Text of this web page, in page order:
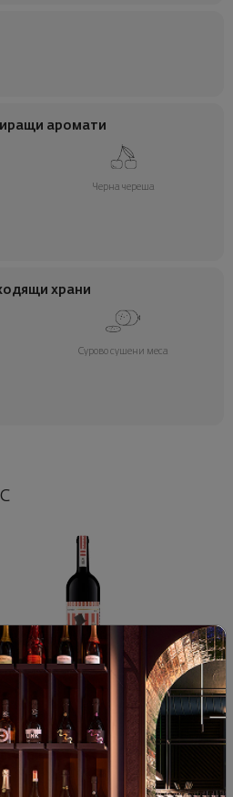
аромати
Черна череша
храни
Сурово сушени меса
Фейс Оф Мавруд 2022
България | Мавруд